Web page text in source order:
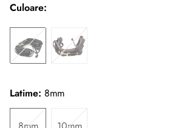
Culoare:
Latime: 8mm